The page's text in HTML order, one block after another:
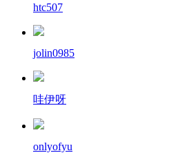
htc507
jolin0985
哇伊呀
onlyofyu